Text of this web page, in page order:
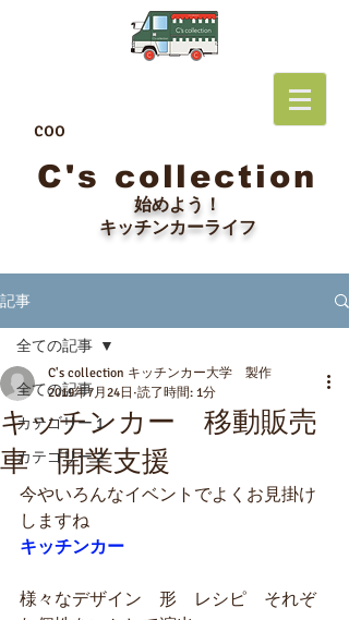
coo
C's collection
始めよう！
​キッチンカーライフ
記事
全ての記事
カテゴリー 1
カテゴリー 2
全ての記事
キッチンカー 移動販売
車 開業支援
C's collection キッチンカー大学 製作
2019年7月24日 読了時間: 1分
今やいろんなイベントでよくお見掛け
しますね
キッチンカー
様々なデザイン　形　レシピ　それぞ